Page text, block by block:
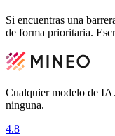
Si encuentras una
de forma prioritaria.
Cualquier modelo de
ninguna.
4.8